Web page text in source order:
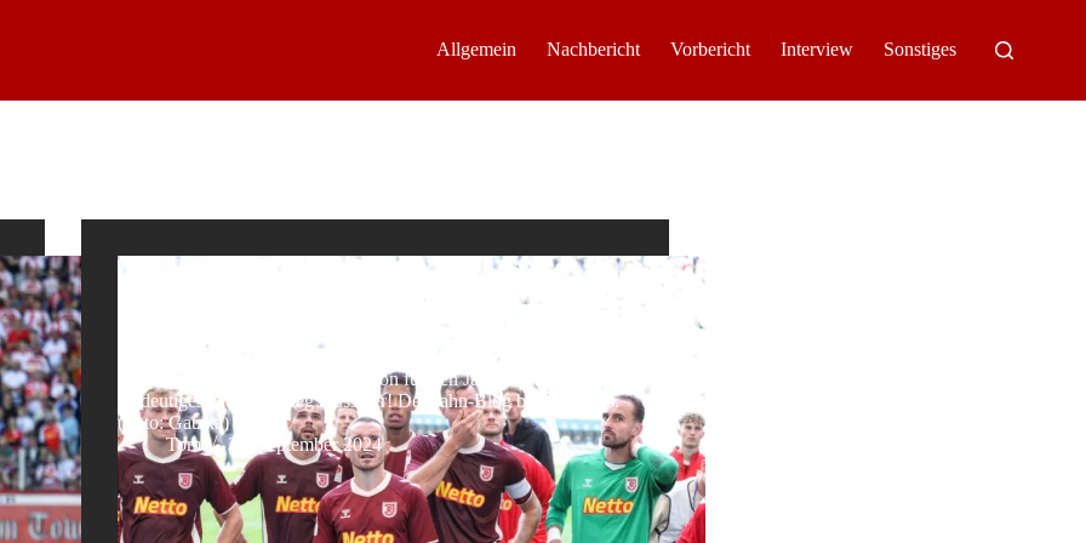
Allgemein Nachbericht Vorbericht Interview Sonstiges
Vorbericht
Das letzte Aufsteigerduell der Saison für den Jahn und ein
eindeutiges Ziel: Ein Sieg muss her! Der-Jahn-Blog blickt voraus.
(Foto: Gatzka)
Tom
20. September 2024